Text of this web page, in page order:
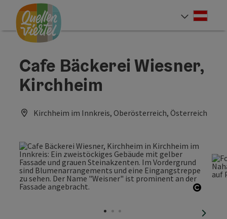
Zum Inhalt
Zur Navigation
Zum Seitenanfang
Cafe Bäckerei Wiesner,
Kirchheim
Kirchheim im Innkreis, Oberösterreich, Österreich